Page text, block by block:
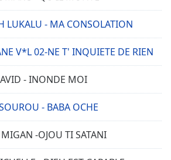
LUKALU - MA CONSOLATION
V*L 02-NE T' INQUIETE DE RIEN
- INONDE MOI
- BABA OCHE
-OJOU TI SATANI